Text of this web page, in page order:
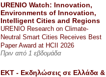
URENIO Watch: Innovation,
Environments of Innovation,
Intelligent Cities and Regions
URENIO Research on Climate-
Neutral Smart Cities Receives Best
Paper Award at HCII 2026
Πριν από 1 εβδομάδα
ΕΚΤ - Εκδηλώσεις σε Ελλάδα &